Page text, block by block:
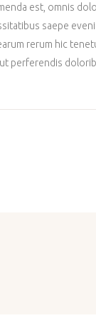
est, omnis
saepe
rerum hic
perferendis